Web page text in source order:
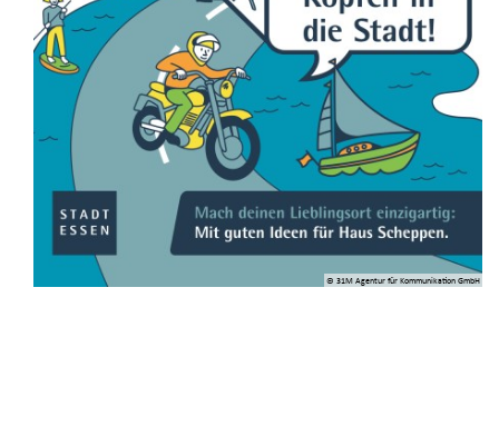
© 31M Agentur für Kommunikation GmbH